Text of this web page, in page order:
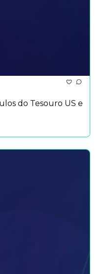
do Tesouro US e